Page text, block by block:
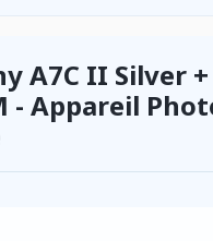
A7C II Silver +
- Appareil